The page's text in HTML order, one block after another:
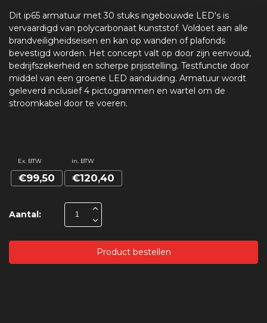
Dit ip65 armatuur met 30 stuks ingebouwde LED's is
vervaardigd van polycarbonaat kunststof. Voldoet aan alle
brandveiligheidseisen en kan op wanden of plafonds
bevestigd worden. Het concept valt op door zijn eenvoud,
bedrijfszekerheid en scherpe prijsstelling. Testfunctie door
middel van een groene LED aanduiding. Armatuur wordt
geleverd inclusief 4 pictogrammen en wartel om de
stroomkabel door te voeren.
Aantal:
Ex. BTW in. BTW
€99,50 €120,40
Product bestellen